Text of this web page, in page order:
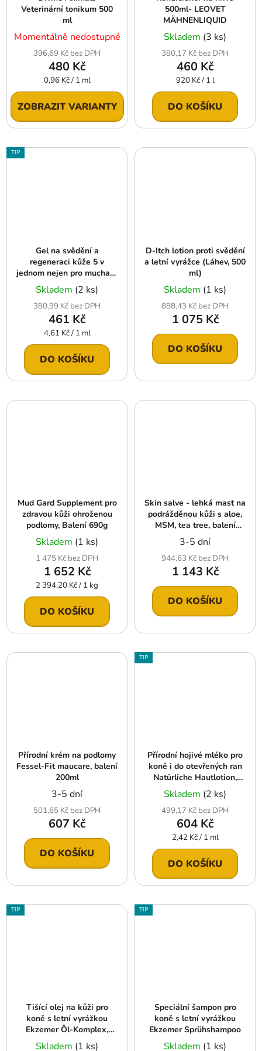
Veterinární tonikum 500
ml
Momentálně nedostupné
396,69 Kč bez DPH
480 Kč
Měrná
cena:
0,96 Kč / 1 ml
ZOBRAZIT VARIANTY
500ml- LEOVET
MÄHNENLIQUID
Skladem (3 ks)
380,17 Kč bez DPH
460 Kč
Měrná
cena:
920 Kč / 1 l
DO KOŠÍKU
TIP
Gel na svědění a
regeneraci kůže 5 v
jednom nejen pro muchaře
Schubber gel (Tuba 100
ml)
Skladem (2 ks)
380,99 Kč bez DPH
461 Kč
Měrná
cena:
4,61 Kč / 1 ml
DO KOŠÍKU
D-Itch lotion proti svědění
a letní vyrážce (Láhev, 500
ml)
Skladem (1 ks)
888,43 Kč bez DPH
1 075 Kč
DO KOŠÍKU
Mud Gard Supplement pro
zdravou kůži ohroženou
podlomy, Balení 690g
Skladem (1 ks)
1 475 Kč bez DPH
1 652 Kč
Měrná
cena:
2 394,20 Kč / 1 kg
DO KOŠÍKU
Skin salve - lehká mast na
podrážděnou kůži s aloe,
MSM, tea tree, balení
750g
3-5 dní
944,63 Kč bez DPH
1 143 Kč
DO KOŠÍKU
Přírodní krém na podlomy
Fessel-Fit maucare, balení
200ml
3-5 dní
501,65 Kč bez DPH
607 Kč
DO KOŠÍKU
TIP
Přírodní hojivé mléko pro
koně i do otevřených ran
Natürliche Hautlotion,
lahvička s dávkovačem
250ml
Skladem (2 ks)
499,17 Kč bez DPH
604 Kč
Měrná
cena:
2,42 Kč / 1 ml
DO KOŠÍKU
TIP
Tišící olej na kůži pro
koně s letní vyrážkou
Ekzemer Öl-Komplex,
lahvička s dávkovačem
Skladem (1 ks)
TIP
Speciální šampon pro
koně s letní vyrážkou
Ekzemer Sprühshampoo
Skladem (1 ks)